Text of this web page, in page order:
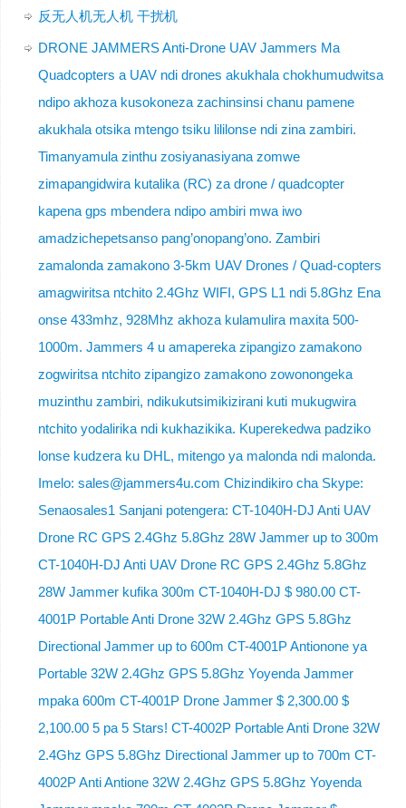
反无人机无人机 干扰机
DRONE JAMMERS Anti-Drone UAV Jammers Ma
Quadcopters a UAV ndi drones akukhala chokhumudwitsa
ndipo akhoza kusokoneza zachinsinsi chanu pamene
akukhala otsika mtengo tsiku lililonse ndi zina zambiri.
Timanyamula zinthu zosiyanasiyana zomwe
zimapangidwira kutalika (RC) za drone / quadcopter
kapena gps mbendera ndipo ambiri mwa iwo
amadzichepetsanso pang’onopang’ono. Zambiri
zamalonda zamakono 3-5km UAV Drones / Quad-copters
amagwiritsa ntchito 2.4Ghz WIFI, GPS L1 ndi 5.8Ghz Ena
onse 433mhz, 928Mhz akhoza kulamulira maxita 500-
1000m. Jammers 4 u amapereka zipangizo zamakono
zogwiritsa ntchito zipangizo zamakono zowonongeka
muzinthu zambiri, ndikukutsimikizirani kuti mukugwira
ntchito yodalirika ndi kukhazikika. Kuperekedwa padziko
lonse kudzera ku DHL, mitengo ya malonda ndi malonda.
Imelo: sales@jammers4u.com Chizindikiro cha Skype:
Senaosales1 Sanjani potengera: CT-1040H-DJ Anti UAV
Drone RC GPS 2.4Ghz 5.8Ghz 28W Jammer up to 300m
CT-1040H-DJ Anti UAV Drone RC GPS 2.4Ghz 5.8Ghz
28W Jammer kufika 300m CT-1040H-DJ $ 980.00 CT-
4001P Portable Anti Drone 32W 2.4Ghz GPS 5.8Ghz
Directional Jammer up to 600m CT-4001P Antionone ya
Portable 32W 2.4Ghz GPS 5.8Ghz Yoyenda Jammer
mpaka 600m CT-4001P Drone Jammer $ 2,300.00 $
2,100.00 5 pa 5 Stars! CT-4002P Portable Anti Drone 32W
2.4Ghz GPS 5.8Ghz Directional Jammer up to 700m CT-
4002P Anti Antione 32W 2.4Ghz GPS 5.8Ghz Yoyenda